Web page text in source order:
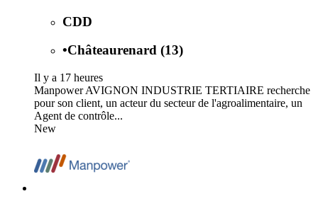
CDD
•Châteaurenard (13)
Il y a 17 heures
Manpower AVIGNON INDUSTRIE TERTIAIRE recherche
pour son client, un acteur du secteur de l'agroalimentaire, un
Agent de contrôle...
New